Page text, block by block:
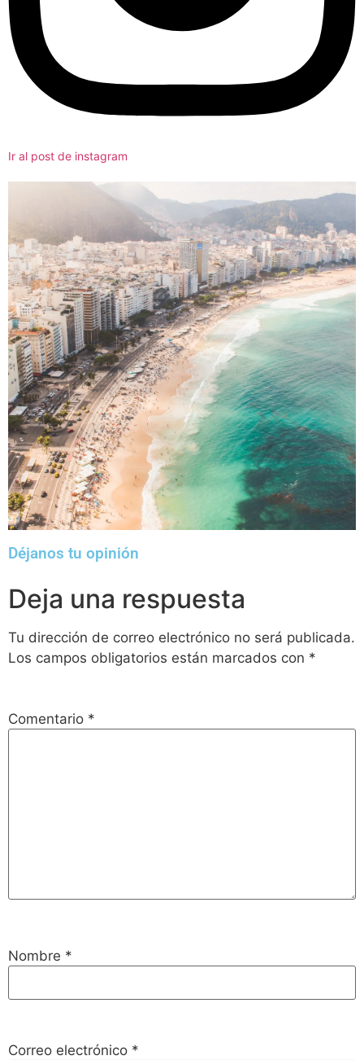
Ir al post de instagram
Déjanos tu opinión
Deja una respuesta
Tu dirección de correo electrónico no será publicada.
Los campos obligatorios están marcados con *
Comentario *
Nombre *
Correo electrónico *